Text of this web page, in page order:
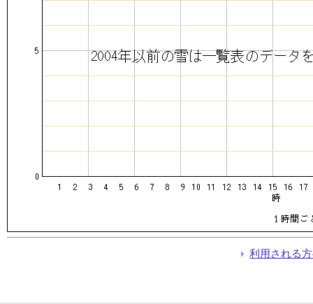
利用される